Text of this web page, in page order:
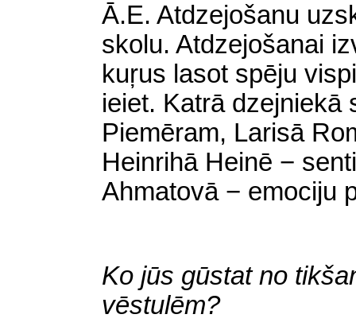
Ā.E. Atdzejošanu
skolu. Atdzejošanai
kuŗus lasot spēju
ieiet. Katrā dzejniekā
Piemēram, Larisā
Heinrihā Heinē −
Ahmatovā − emociju
Ko jūs gūstat no
vēstulēm?